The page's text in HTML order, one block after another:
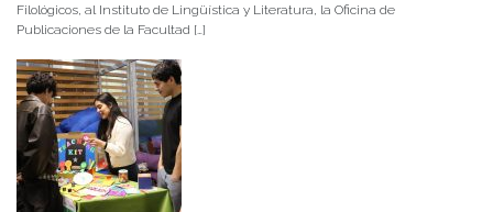
Filológicos, al Instituto de Lingüística y Literatura, la Oficina de
Publicaciones de la Facultad […]